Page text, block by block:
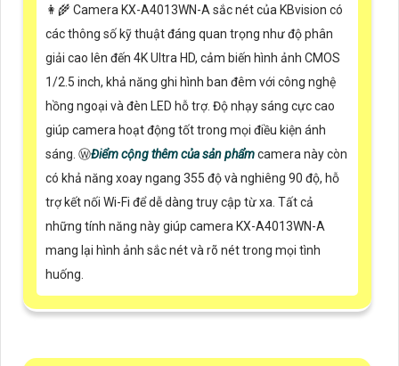
👩‍🌾 Camera KX-A4013WN-A sắc nét của KBvision có
các thông số kỹ thuật đáng quan trọng như độ phân
giải cao lên đến 4K Ultra HD, cảm biến hình ảnh CMOS
1/2.5 inch, khả năng ghi hình ban đêm với công nghệ
hồng ngoại và đèn LED hỗ trợ. Độ nhạy sáng cực cao
giúp camera hoạt động tốt trong mọi điều kiện ánh
sáng. ⓌĐiểm cộng thêm của sản phẩmcamera này còn
có khả năng xoay ngang 355 độ và nghiêng 90 độ, hỗ
trợ kết nối Wi-Fi để dễ dàng truy cập từ xa. Tất cả
những tính năng này giúp camera KX-A4013WN-A
mang lại hình ảnh sắc nét và rõ nét trong mọi tình
huống.